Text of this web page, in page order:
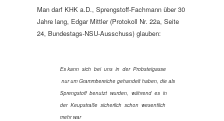
Man darf KHK a.D., Sprengstoff-Fachmann über 30
Jahre lang, Edgar Mittler (Protokoll Nr. 22a, Seite
24, Bundestags-NSU-Ausschuss) glauben:
Es kann sich bei uns in der Probsteigasse
nur um Grammbereiche gehandelt haben, die als
Sprengstoff benutzt wurden, während es in
der Keupstraße sicherlich schon wesentlich
mehr war